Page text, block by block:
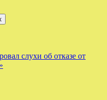
слухи об отказе от